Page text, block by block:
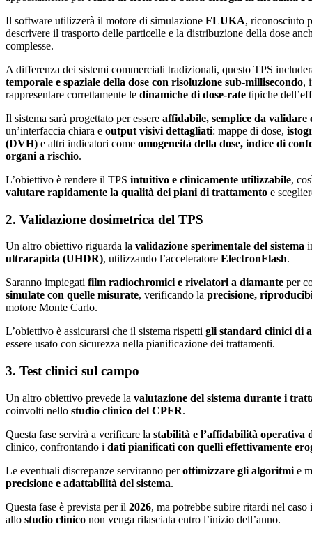
Il software utilizzerà il motore di simulazione FLUKA, riconosciuto
descrivere il trasporto delle particelle e la distribuzione della dose
complesse.
A differenza dei sistemi commerciali tradizionali, questo TPS
temporale e spaziale della dose con risoluzione sub-millisecondo,
rappresentare correttamente le dinamiche di dose-rate tipiche
Il sistema sarà progettato per essere affidabile, semplice da validare
un’interfaccia chiara e output visivi dettagliati: mappe di dose,
(DVH) e altri indicatori come omogeneità della dose, indice di
organi a rischio.
L’obiettivo è rendere il TPS intuitivo e clinicamente utilizzabile,
valutare rapidamente la qualità dei piani di trattamento e
2. Validazione dosimetrica del TPS
Un altro obiettivo riguarda la validazione sperimentale del sistema
ultrarapida (UHDR), utilizzando l’acceleratore ElectronFlash.
Saranno impiegati film radiochromici e rivelatori a diamante per
simulate con quelle misurate, verificando la precisione,
motore Monte Carlo.
L’obiettivo è assicurarsi che il sistema rispetti gli standard clinici di
essere usato con sicurezza nella pianificazione dei trattamenti.
3. Test clinici sul campo
Un altro obiettivo prevede la valutazione del sistema durante i
coinvolti nello studio clinico del CPFR.
Questa fase servirà a verificare la stabilità e l’affidabilità operativa
clinico, confrontando i dati pianificati con quelli effettivamente
Le eventuali discrepanze serviranno perottimizzare gli algoritmi e
precisione e adattabilità del sistema.
Questa fase è prevista per il 2026, ma potrebbe subire ritardi nel caso
allo studio clinico non venga rilasciata entro l’inizio dell’anno.